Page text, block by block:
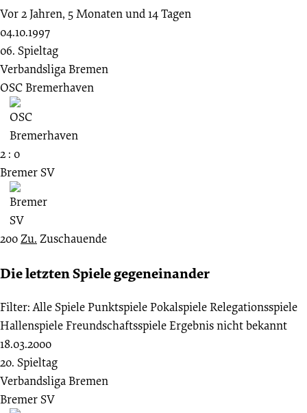
Vor 2 Jahren, 5 Monaten und 14 Tagen
04.10.1997
06. Spieltag
Verbandsliga Bremen
OSC Bremerhaven
2 : 0
Bremer SV
200Zu. Zuschauende
Die letzten Spiele gegeneinander
Filter: Alle SpielePunktspielePokalspieleRelegationsspiele
HallenspieleFreundschaftsspieleErgebnis nicht bekannt
18.03.2000
20. Spieltag
Verbandsliga Bremen
Bremer SV